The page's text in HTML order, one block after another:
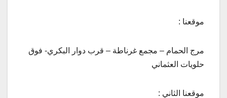
موقعنا :
مرج الحمام – مجمع غرناطة – قرب دوار البكري- فوق
حلويات العثماني
موقعنا الثاني :